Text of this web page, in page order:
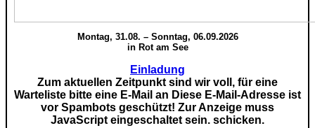
Montag, 31.08. – Sonntag, 06.09.2026
in Rot am See
Einladung
Zum aktuellen Zeitpunkt sind wir voll, für eine
Warteliste bitte eine E-Mail an Diese E-Mail-Adresse ist
vor Spambots geschützt! Zur Anzeige muss
JavaScript eingeschaltet sein. schicken.